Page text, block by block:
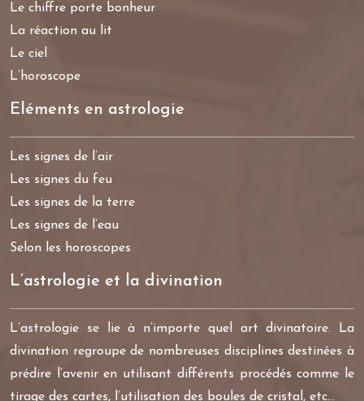
Le chiffre porte bonheur
La réaction au lit
Le ciel
L’horoscope
Eléments en astrologie
Les signes de l’air
Les signes du feu
Les signes de la terre
Les signes de l’eau
Selon les horoscopes
L’astrologie et la divination
L’astrologie se lie à n’importe quel art divinatoire. La
divination regroupe de nombreuses disciplines destinées à
prédire l’avenir en utilisant différents procédés comme le
tirage des cartes, l’utilisation des boules de cristal, etc…